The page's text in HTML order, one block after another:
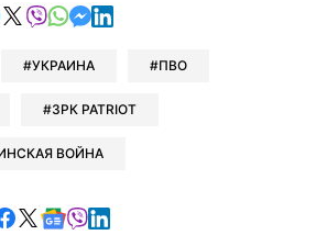
в Telegram
поделиться в Facebook
поделиться в X
отправить в Viber
отправить в Whatsapp
отправить в Messenger
отправить в LinkedIn
УКРАИНА ПВО
ЗРК PATRIOT
ВОЙНА
в Telegram
Читайте в Facebook
Читайте в X
Читайте в Google news
Читайте в Viber
Читайте в LinkedIn